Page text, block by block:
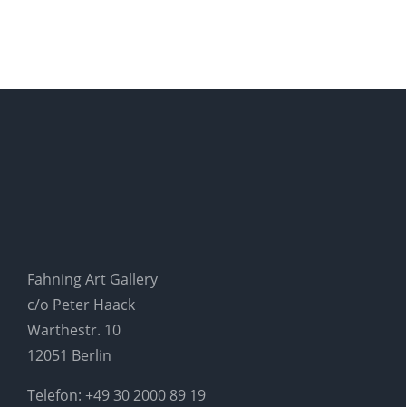
Fahning Art Gallery
c/o Peter Haack
Warthestr. 10
12051 Berlin
Telefon: +49 30 2000 89 19